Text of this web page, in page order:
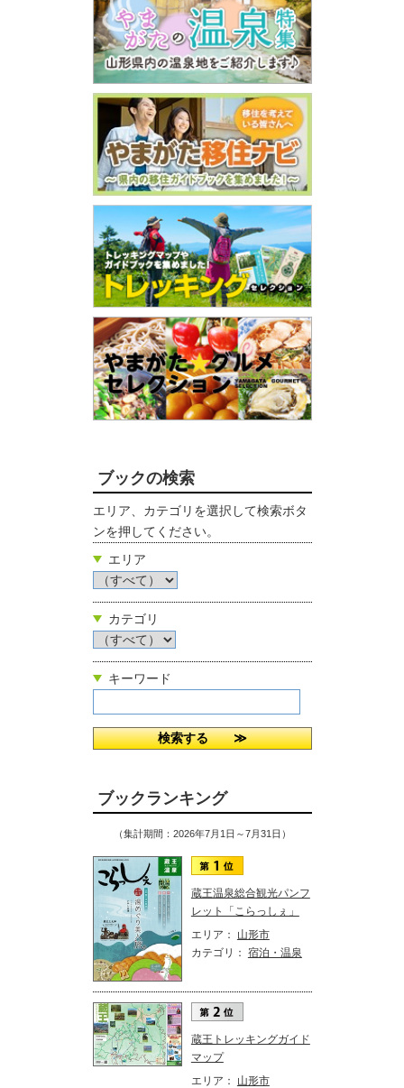
ブックの検索
エリア、カテゴリを選択して検索ボタ
ンを押してください。
エリア
カテゴリ
キーワード
ブックランキング
（集計期間：2026年7月1日～7月31日）
蔵王温泉総合観光パンフ
レット「こらっしぇ」
エリア： 山形市
カテゴリ： 宿泊・温泉
蔵王トレッキングガイド
マップ
エリア： 山形市